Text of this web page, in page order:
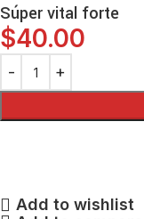
Súper vital forte
$40.00
Add to wishlist